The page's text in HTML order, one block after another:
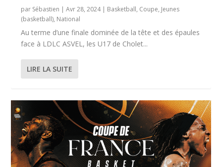
par Sébastien |Avr 28, 2024| Basketball, Coupe, Jeunes
(basketball), National
Au terme d’une finale dominée de la tête et des épaules
face à LDLC ASVEL, les U17 de Cholet...
LIRE LA SUITE